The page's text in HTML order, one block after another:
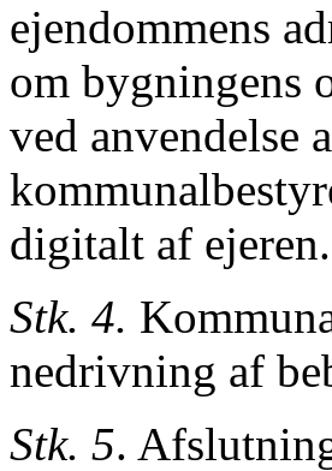
ejendommens
om bygningens
ved anvendelse
digitalt af ejeren.
Stk. 4.
nedrivning af
Stk. 5.